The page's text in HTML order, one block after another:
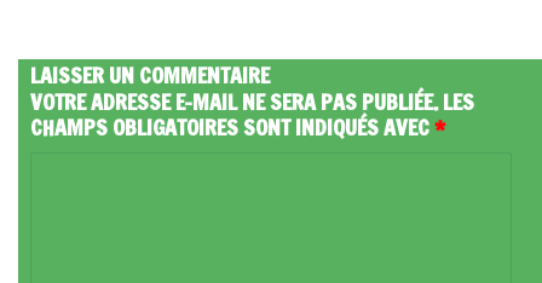
LAISSER UN COMMENTAIRE
VOTRE ADRESSE E-MAIL NE SERA PAS PUBLIÉE.LES
CHAMPS OBLIGATOIRES SONT INDIQUÉS AVEC*